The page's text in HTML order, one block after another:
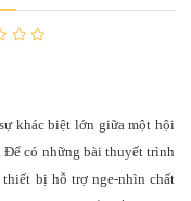
khác biệt lớn giữa một hội
Để có những bài thuyết trình
bị hỗ trợ nge-nhìn chất